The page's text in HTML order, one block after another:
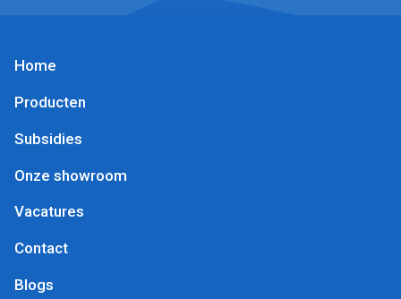
Home
Producten
Subsidies
Onze showroom
Vacatures
Contact
Blogs